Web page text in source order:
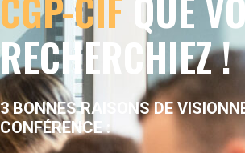
RECHERCHIEZ !
3 BONNES RAISONS DE
CONFÉRENCE :